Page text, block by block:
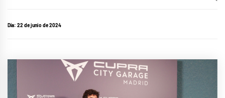
Día: 22 de junio de 2024